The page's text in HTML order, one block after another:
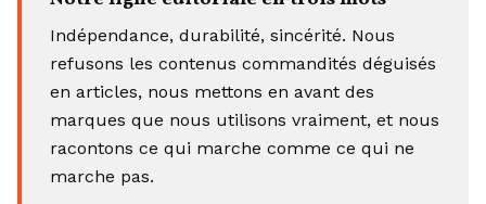
Indépendance, durabilité, sincérité. Nous
refusons les contenus commandités déguisés
en articles, nous mettons en avant des
marques que nous utilisons vraiment, et nous
racontons ce qui marche comme ce qui ne
marche pas.